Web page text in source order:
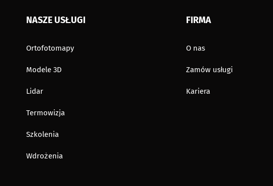
NASZE USŁUGI
Ortofotomapy
Modele 3D
Lidar
Termowizja
Szkolenia
Wdrożenia
FIRMA
O nas
Zamów usługi
Kariera